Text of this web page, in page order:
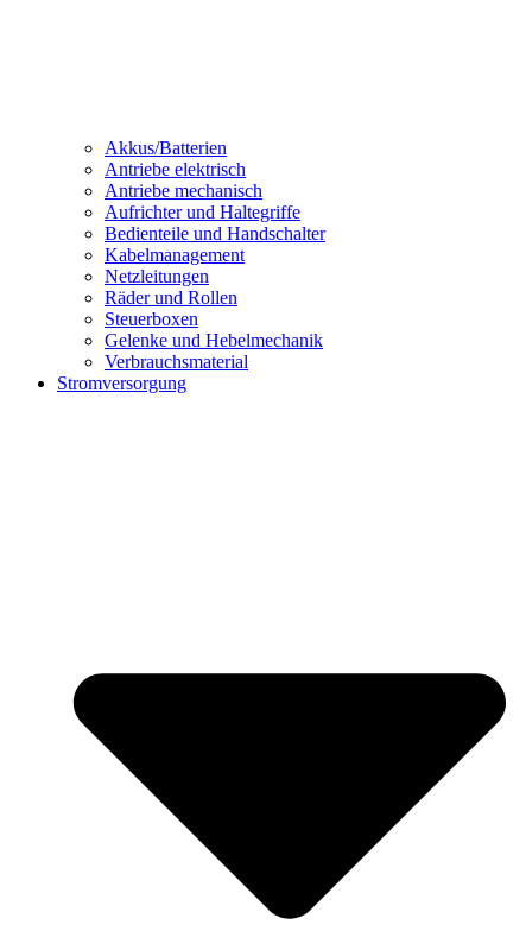
Akkus/Batterien
Antriebe elektrisch
Antriebe mechanisch
Aufrichter und Haltegriffe
Bedienteile und Handschalter
Kabelmanagement
Netzleitungen
Räder und Rollen
Steuerboxen
Gelenke und Hebelmechanik
Verbrauchsmaterial
Stromversorgung